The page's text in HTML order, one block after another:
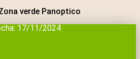
verde Panoptico
17/11/2024